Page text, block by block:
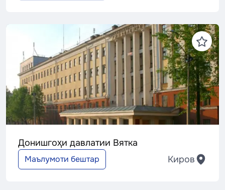
Донишгоҳи давлатии Вятка
Маълумоти бештар Киров